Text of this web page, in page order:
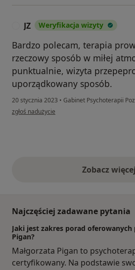
JZ Weryfikacja wizyty
Bardzo polecam, terapia
rzeczowy sposób w miłej
punktualnie, wizyta
uporządkowany sposób.
20 stycznia 2023 • Gabinet Psychoterapii
w opinii użytkownika JZ
zgłoś nadużycie
Zobacz więcej
Najczęściej zadawane pytania
Jaki jest zakres porad oferowanych
Pigan?
Małgorzata Pigan to
certyfikowany. Na podstawie